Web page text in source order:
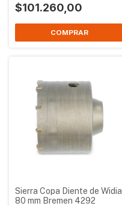
$101.260,00
Sierra Copa Diente de Widia
80 mm Bremen 4292